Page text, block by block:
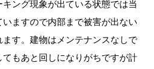
ング現象が出ている状態では当
ますので内部まで被害が出ない
す。建物はメンテナンスなしで
もあと回しになりがちですが計